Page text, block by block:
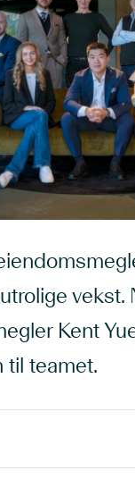
vekst.
Kent
til teamet.